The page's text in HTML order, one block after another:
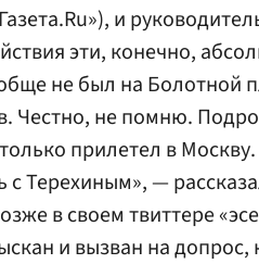
и
эти, конечно,
не был на Болотной
Честно, не помню.
прилетел в
с Терехиным», —
в своем твиттере
и вызван на допрос,